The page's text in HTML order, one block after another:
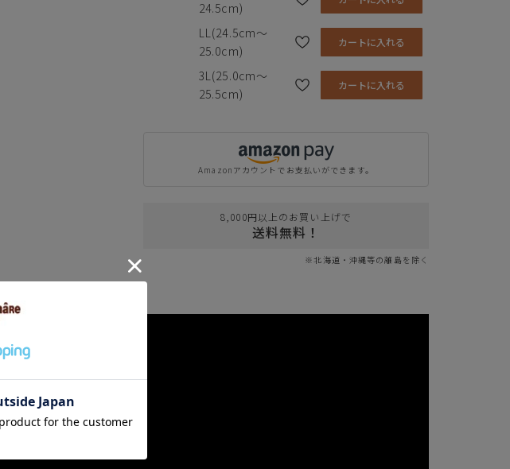
24.5cm)
LL(24.5cm～
25.0cm)
カートに入れる
3L(25.0cm～
25.5cm)
カートに入れる
Amazonアカウントでお支払いができます。
8,000円以上のお買い上げで
送料無料！
※北海道・沖縄等の離島を除く
靴底
EVA+TPR